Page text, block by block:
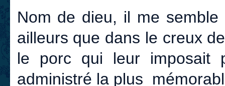
Nom de dieu, il me
ailleurs que dans le creux
le porc qui leur imposait
administré la plus